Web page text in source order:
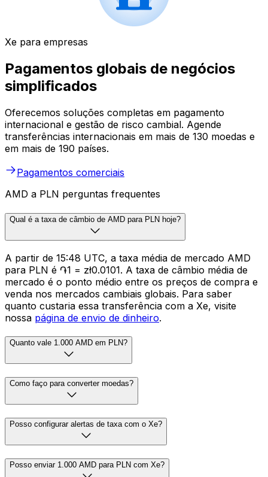
Xe para empresas
Pagamentos globais de negócios
simplificados
Oferecemos soluções completas em pagamento
internacional e gestão de risco cambial. Agende
transferências internacionais em mais de 130 moedas e
em mais de 190 países.
Pagamentos comerciais
AMD a PLN perguntas frequentes
Qual é a taxa de câmbio de AMD para PLN hoje?
A partir de 15:48 UTC, a taxa média de mercado AMD
para PLN é ֏1 = zł0.0101. A taxa de câmbio média de
mercado é o ponto médio entre os preços de compra e
venda nos mercados cambiais globais. Para saber
quanto custaria essa transferência com a Xe, visite
nossa página de envio de dinheiro.
Quanto vale 1.000 AMD em PLN?
Como faço para converter moedas?
Posso configurar alertas de taxa com o Xe?
Posso enviar 1.000 AMD para PLN com Xe?